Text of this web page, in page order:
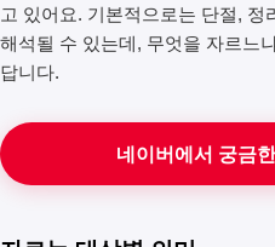
고 있어요. 기본적으로는 단절, 정
해석될 수 있는데, 무엇을 자르느
답니다.
네이버에서 궁금